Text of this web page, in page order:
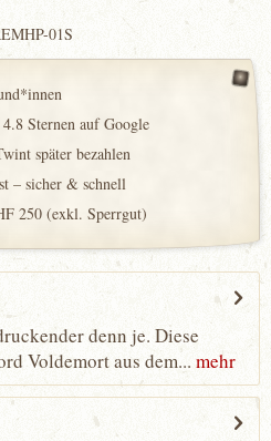
01S
Sternen auf Google
später bezahlen
– sicher & schnell
250 (exkl. Sperrgut)
denn je. Diese
Voldemort aus dem... mehr